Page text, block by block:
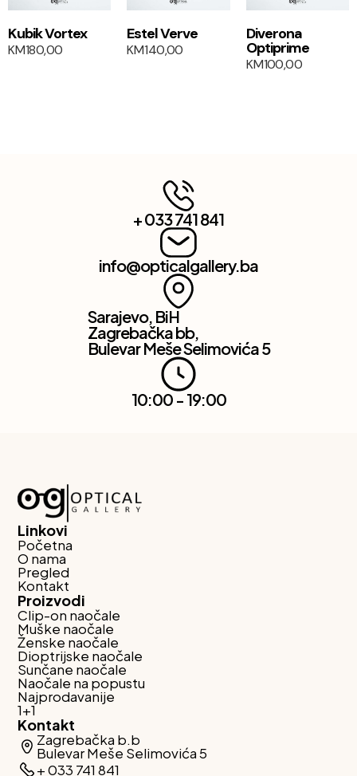
Kubik Vortex
KM180,00
Estel Verve
KM140,00
Diverona
Optiprime
KM100,00
+ 033 741 841
info@opticalgallery.ba
Sarajevo, BiH
Zagrebačka bb,
Bulevar Meše Selimovića 5
10:00 - 19:00
Linkovi
Početna
O nama
Pregled
Kontakt
Proizvodi
Clip-on naočale
Muške naočale
Ženske naočale
Dioptrijske naočale
Sunčane naočale
Naočale na popustu
Najprodavanije
1+1
Kontakt
Zagrebačka b.b
Bulevar Meše Selimovića 5
+ 033 741 841